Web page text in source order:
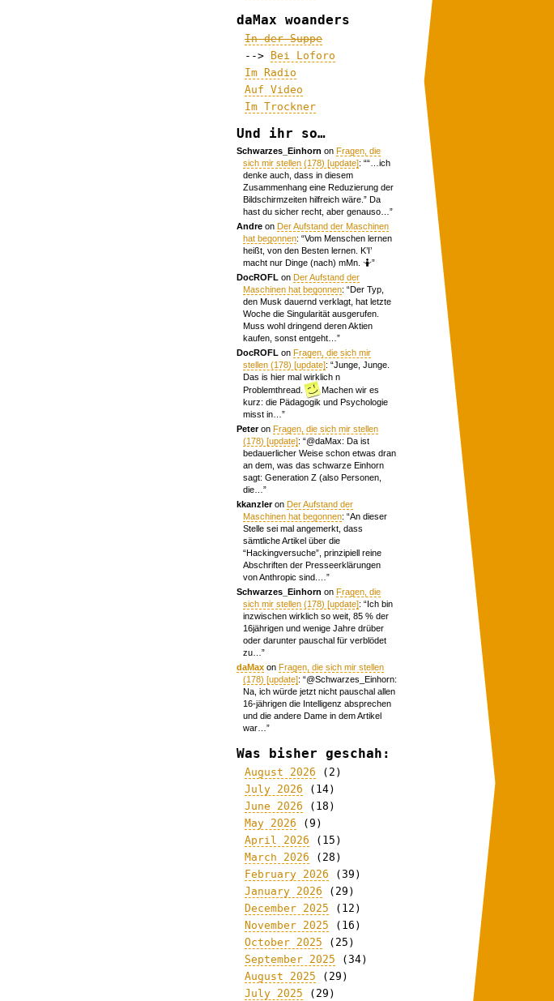
daMax woanders
In der Suppe
-->
Bei Loforo
Im Radio
Auf Video
Im Trockner
Und ihr so…
Schwarzes_Einhorn onFragen, die
sich mir stellen (178) [update]: ““…ich
denke auch, dass in diesem
Zusammenhang eine Reduzierung der
Bildschirmzeiten hilfreich wäre.” Da
hast du sicher recht, aber genauso… ”
Andre onDer Aufstand der Maschinen
hat begonnen: “Vom Menschen lernen
heißt, von den Besten lernen. K’I’
macht nur Dinge (nach) mMn. 🤷”
DocROFL onDer Aufstand der
Maschinen hat begonnen: “Der Typ,
den Musk dauernd verklagt, hat letzte
Woche die Singularität ausgerufen.
Muss wohl dringend deren Aktien
kaufen, sonst entgeht… ”
DocROFL onFragen, die sich mir
stellen (178) [update]: “Junge, Junge.
Das is hier mal wirklich n
Problemthread.
Machen wir es
kurz: die Pädagogik und Psychologie
misst in… ”
PeteronFragen, die sich mir stellen
(178) [update]: “@daMax: Da ist
bedauerlicher Weise schon etwas dran
an dem, was das schwarze Einhorn
sagt: Generation Z (also Personen,
die… ”
kkanzleronDer Aufstand der
Maschinen hat begonnen: “An dieser
Stelle sei mal angemerkt, dass
sämtliche Artikel über die
“Hackingversuche”, prinzipiell reine
Abschriften der Presseerklärungen
von Anthropic sind.… ”
Schwarzes_Einhorn onFragen, die
sich mir stellen (178) [update]: “Ich bin
inzwischen wirklich so weit, 85 % der
16jährigen und wenige Jahre drüber
oder darunter pauschal für verblödet
zu… ”
daMax onFragen, die sich mir stellen
(178) [update]: “@Schwarzes_Einhorn:
Na, ich würde jetzt nicht pauschal allen
16-jährigen die Intelligenz absprechen
und die andere Dame in dem Artikel
war… ”
Was bisher geschah:
August 2026 (2)
July 2026 (14)
June 2026 (18)
May 2026 (9)
April 2026 (15)
March 2026 (28)
February 2026 (39)
January 2026 (29)
December 2025 (12)
November 2025 (16)
October 2025 (25)
September 2025 (34)
August 2025 (29)
July 2025 (29)